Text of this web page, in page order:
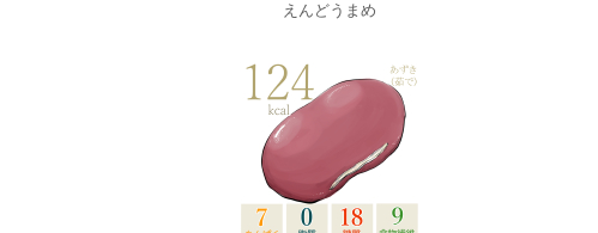
えんどうまめ